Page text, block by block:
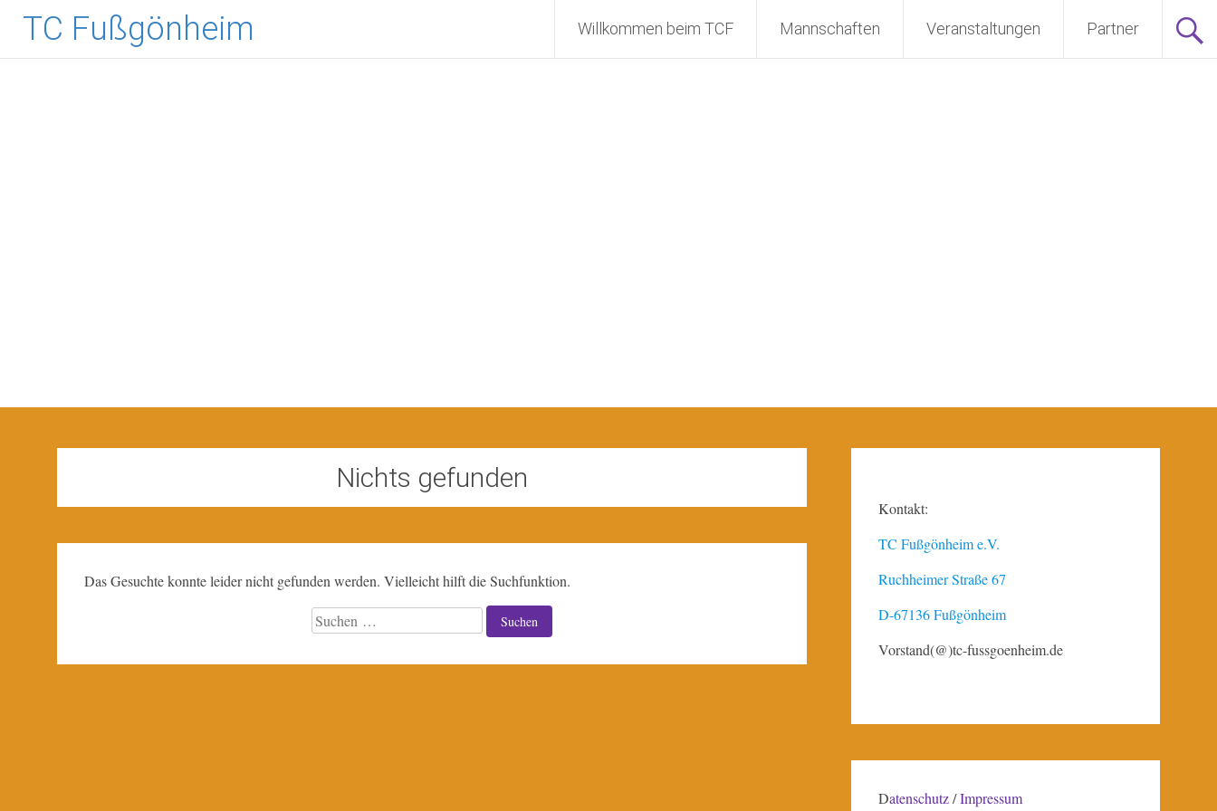
TC Fußgönheim Willkommen beim TCF Mannschaften Veranstaltungen Partner
Nichts gefunden
Das Gesuchte konnte leider nicht gefunden werden. Vielleicht hilft die Suchfunktion.
Kontakt:
TC Fußgönheim e.V.
Ruchheimer Straße 67
D-67136 Fußgönheim
Vorstand(@)tc-fussgoenheim.de
Datenschutz/Impressum